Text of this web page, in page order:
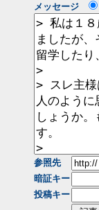
メッセージ
参照先
暗証キー
投稿キー